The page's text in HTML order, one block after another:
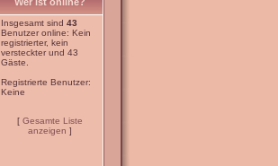
Insgesamt sind 43
Benutzer online: Kein
registrierter, kein
versteckter und 43
Gäste.
Registrierte Benutzer:
Keine
[ Gesamte Liste
anzeigen ]